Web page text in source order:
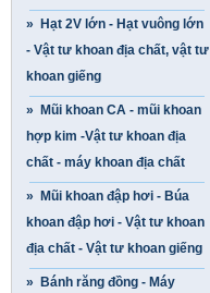
» Hạt 2V lớn - Hạt vuông lớn
- Vật tư khoan địa chất, vật tư
khoan giếng
» Mũi khoan CA - mũi khoan
hợp kim -Vật tư khoan địa
chất - máy khoan địa chất
» Mũi khoan đập hơi - Búa
khoan đập hơi - Vật tư khoan
địa chất - Vật tư khoan giếng
» Bánh răng đồng - Máy